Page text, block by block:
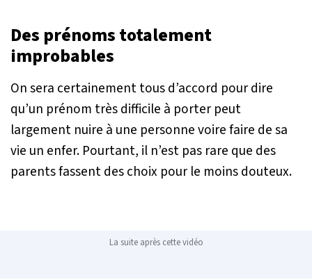
Des prénoms totalement
improbables
On sera certainement tous d’accord pour dire
qu’un prénom très difficile à porter peut
largement nuire à une personne voire faire de sa
vie un enfer. Pourtant, il n’est pas rare que des
parents fassent des choix pour le moins douteux.
La suite après cette vidéo